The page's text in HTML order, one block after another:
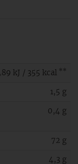
kJ / 355 kcal **
1,5 g
0,4 g
72 g
4,3 g